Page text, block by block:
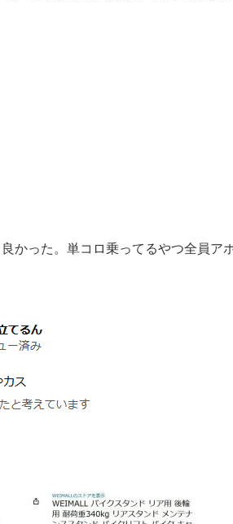
かった。単コロ乗ってるやつ全員アホ